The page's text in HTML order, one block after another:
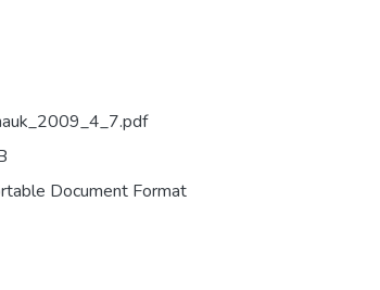
Document Format